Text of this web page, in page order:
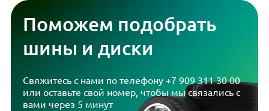
Поможем подобрать
шины и диски
Свяжитесь с нами по телефону +7 909 311 30 00
или оставьте свой номер, чтобы мы связались с
вами через 5 минут